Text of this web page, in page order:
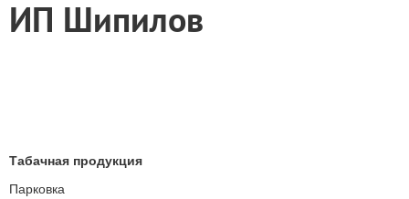
ИП Шипилов
Табачная продукция
Парковка